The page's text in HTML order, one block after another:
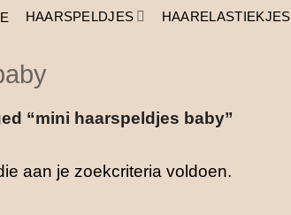
HAARSPELDJES HAARELASTIEKJES
“mini haarspeldjes baby”
aan je zoekcriteria voldoen.